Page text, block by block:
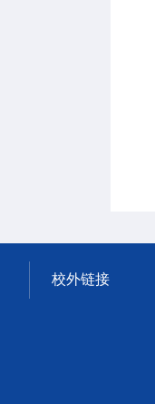
校外链接